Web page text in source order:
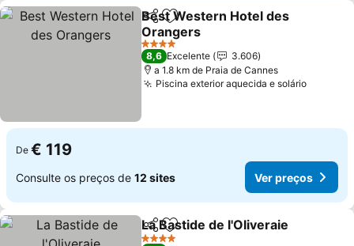
PartilharAdicionar aos favoritos
Best Western Hotel des
Orangers
Ver preços
4 Estrelas
8,6 Excelente
3.606
a 1.8 km de Praia de Cannes
Piscina exterior aquecida e solárioVer
De € 119
Consulte os preços de 12 sites Ver preços
PartilharAdicionar aos favoritos
La Bastide de l'Oliveraie
4 Estrelas